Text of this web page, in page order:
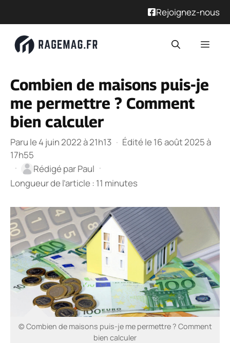
Rejoignez-nous
Combien de maisons puis-je
me permettre ? Comment
bien calculer
Paru le 4 juin 2022 à 21h13 · Édité le 16 août 2025 à
17h55
·
Rédigé parPaul ·
Longueur de l’article : 11 minutes
© Combien de maisons puis-je me permettre ? Comment
bien calculer